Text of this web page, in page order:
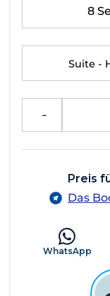
8
Suite -
Preis
Das
WhatsApp